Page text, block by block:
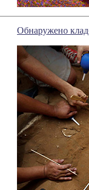
Обнаружено